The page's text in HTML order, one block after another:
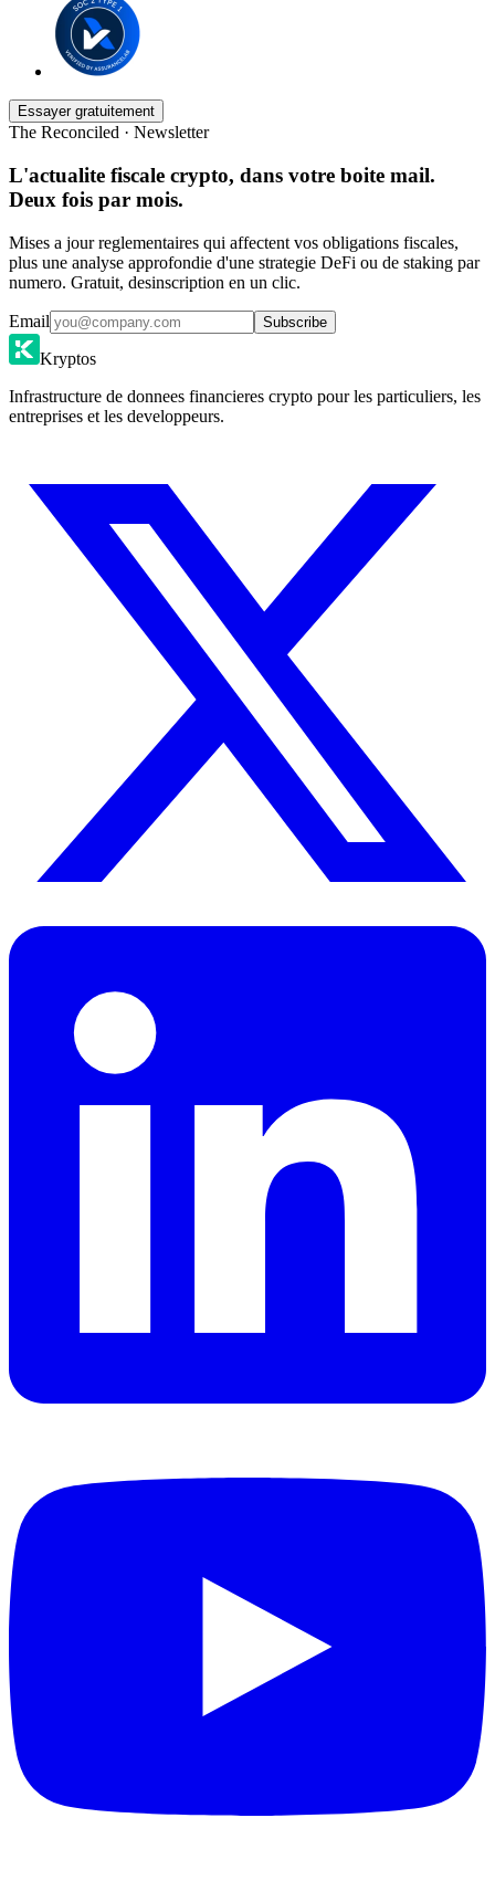
Essayer gratuitement
The Reconciled · Newsletter
L'actualite fiscale crypto, dans votre boite mail.
Deux fois par mois.
Mises a jour reglementaires qui affectent vos obligations fiscales,
plus une analyse approfondie d'une strategie DeFi ou de staking par
numero. Gratuit, desinscription en un clic.
Email Subscribe
Kryptos
Infrastructure de donnees financieres crypto pour les particuliers, les
entreprises et les developpeurs.